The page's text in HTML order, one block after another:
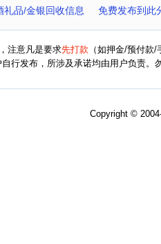
品/金银回收信息 免费发布到此
注意凡是要求先打款 （如押金/预付款
行发布，所涉及承诺均由用户负责。
Copyright ©